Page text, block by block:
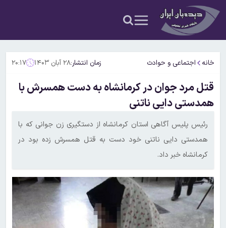
خانه اجتماعی و حوادث زمان انتشار:۲۸ آبان ۱۴۰۳ ۲۰:۱۷
قتل مرد جوان در کرمانشاه به دست همسرش با
همدستی دایی ناتنی
رئیس پلیس آگاهی استان کرمانشاه از دستگیری زن جوانی که با
همدستی دایی ناتنی خود دست به قتل همسرش زده بود در
کرمانشاه خبر داد.